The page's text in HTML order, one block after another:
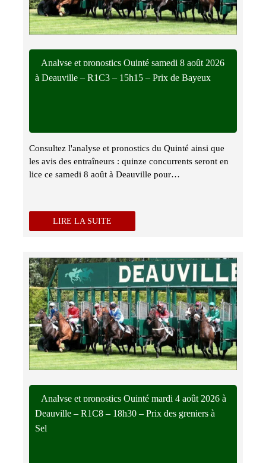
Analyse et pronostics Quinté samedi 8 août 2026
à Deauville – R1C3 – 15h15 – Prix de Bayeux
Consultez l'analyse et pronostics du Quinté ainsi que
les avis des entraîneurs : quinze concurrents seront en
lice ce samedi 8 août à Deauville pour…
LIRE LA SUITE
Analyse et pronostics Quinté mardi 4 août 2026 à
Deauville – R1C8 – 18h30 – Prix des greniers à
Sel